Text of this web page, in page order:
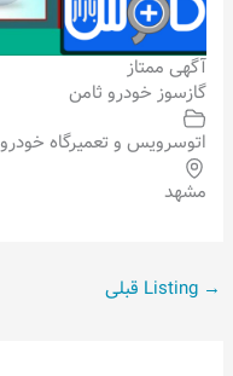
آگهی ممتاز
گازسوز خودرو ثامن
اتوسرویس و تعمیرگاه خودرو
مشهد
→